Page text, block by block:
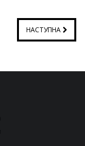
НАСТУПНА